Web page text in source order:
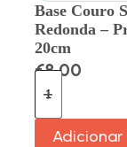
Base Couro
Redonda –
20cm
€8.00
Adicionar